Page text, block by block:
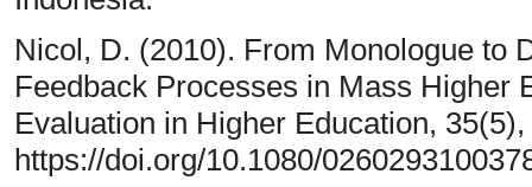
Nicol, D. (2010). From Monologue to
Feedback Processes in Mass Higher
Evaluation in Higher Education, 35(5),
https://doi.org/10.1080/